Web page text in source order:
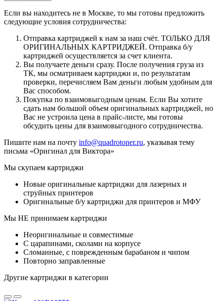
Если вы находитесь не в Москве, то мы готовы предложить
следующие условия сотрудничества:
Отправка картриджей к нам за наш счёт. ТОЛЬКО ДЛЯ
ОРИГИНАЛЬНЫХ КАРТРИДЖЕЙ. Отправка б/у
картриджей осуществляется за счет клиента.
Вы получаете деньги сразу. После получения груза из
ТК, мы осматриваем картриджи и, по результатам
проверки, перечисляем Вам деньги любым удобным для
Вас способом.
Покупка по взаимовыгодным ценам. Если Вы хотите
сдать нам большой объем оригинальных картриджей, но
Вас не устроила цена в прайс-листе, мы готовы
обсудить цены для взаимовыгодного сотрудничества.
Пишите нам на почту info@quadrotoner.ru, указывая тему
письма «Оригинал для Виктора»
Мы скупаем картриджи
Новые оригинальные картриджи для лазерных и
струйных принтеров
Оригинальные б/у картриджи для принтеров и МФУ
Мы НЕ принимаем картриджи
Неоригинальные и совместимые
С царапинами, сколами на корпусе
Сломанные, с поврежденным барабаном и чипом
Повторно заправленные
Другие картриджи в категории